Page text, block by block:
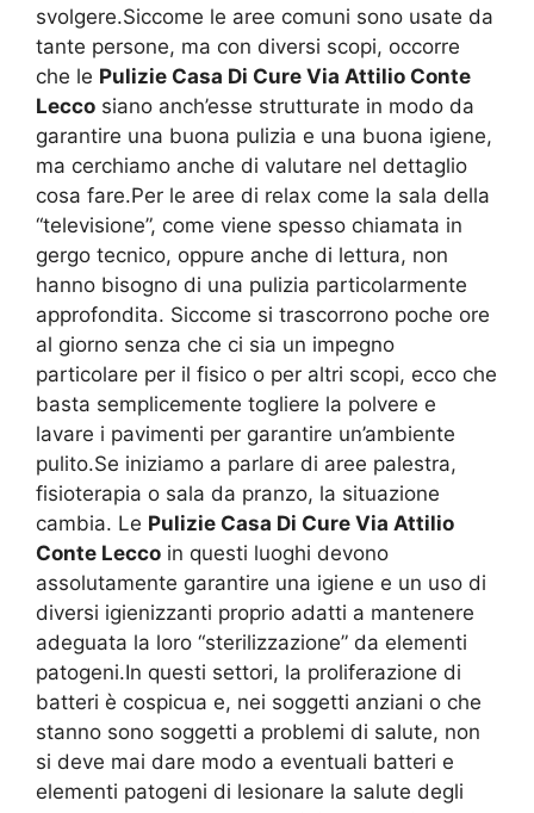
svolgere.Siccome le aree comuni sono usate da
tante persone, ma con diversi scopi, occorre
che le Pulizie Casa Di Cure Via Attilio Conte
Lecco siano anch’esse strutturate in modo da
garantire una buona pulizia e una buona igiene,
ma cerchiamo anche di valutare nel dettaglio
cosa fare.Per le aree di relax come la sala della
“televisione”, come viene spesso chiamata in
gergo tecnico, oppure anche di lettura, non
hanno bisogno di una pulizia particolarmente
approfondita. Siccome si trascorrono poche ore
al giorno senza che ci sia un impegno
particolare per il fisico o per altri scopi, ecco che
basta semplicemente togliere la polvere e
lavare i pavimenti per garantire un’ambiente
pulito.Se iniziamo a parlare di aree palestra,
fisioterapia o sala da pranzo, la situazione
cambia. Le Pulizie Casa Di Cure Via Attilio
Conte Lecco in questi luoghi devono
assolutamente garantire una igiene e un uso di
diversi igienizzanti proprio adatti a mantenere
adeguata la loro “sterilizzazione” da elementi
patogeni.In questi settori, la proliferazione di
batteri è cospicua e, nei soggetti anziani o che
stanno sono soggetti a problemi di salute, non
si deve mai dare modo a eventuali batteri e
elementi patogeni di lesionare la salute degli